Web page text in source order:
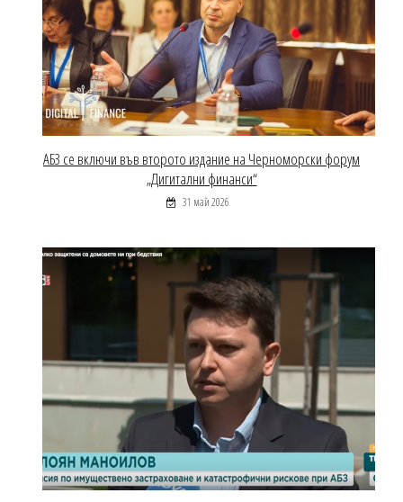
АБЗ се включи във второто издание на Черноморски форум
„Дигитални финанси“
31 май 2026